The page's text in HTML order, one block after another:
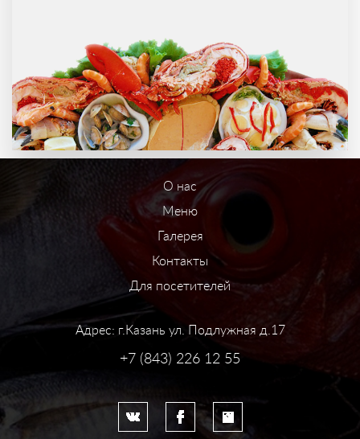
О нас
Меню
Галерея
Контакты
Для посетителей
Адрес: г.Казань ул. Подлужная д.17
+7 (843) 226 12 55